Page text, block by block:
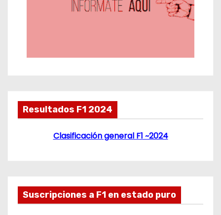
Resultados F1 2024
Clasificación general F1 ~2024
Suscripciones a F1 en estado puro